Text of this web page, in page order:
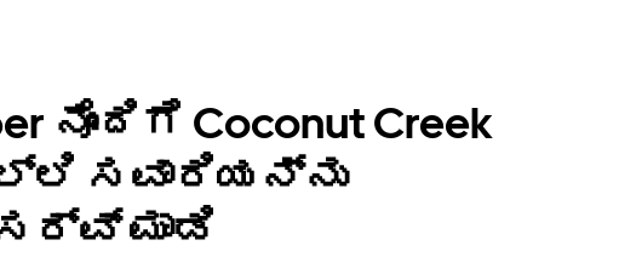
ನೊಂದಿಗೆ Coconut Creek
ಸವಾರಿಯನ್ನು
ಮಾಡಿ